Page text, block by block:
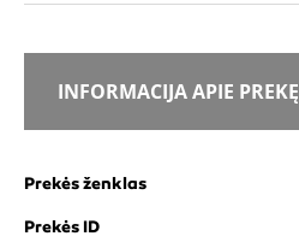
INFORMACIJA APIE PREKĘ
Prekės ženklas
Prekės ID